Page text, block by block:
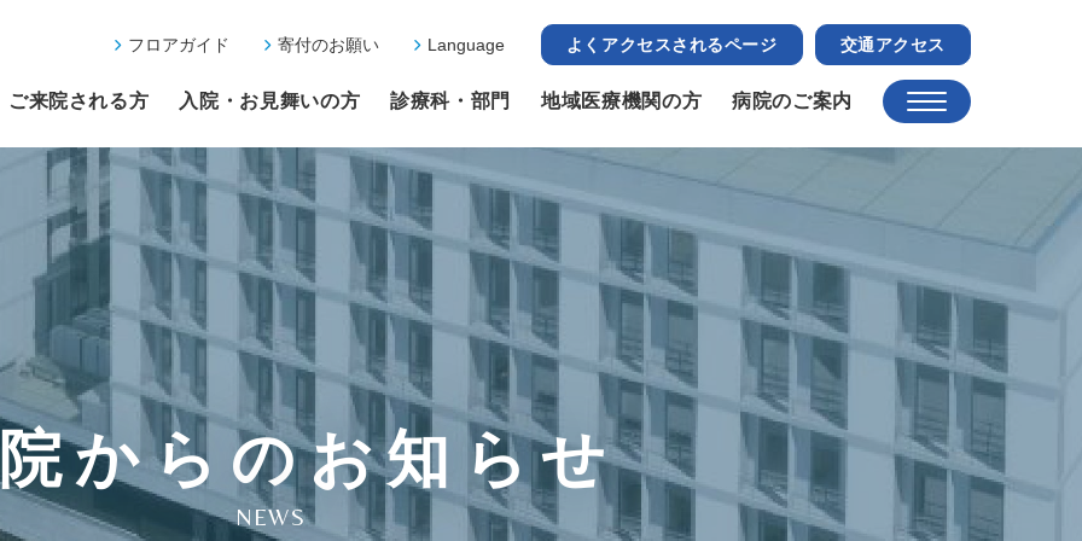
フロアガイド 寄付のお願い Language よくアクセスされるページ 交通アクセス
ご来院される方 入院・お見舞いの方 診療科・部門 地域医療機関の方 病院のご案内
からのお知らせ
NEWS